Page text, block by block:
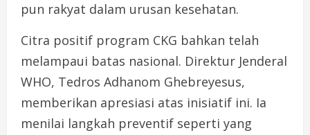
pun rakyat dalam urusan kesehatan.
Citra positif program CKG bahkan telah
melampaui batas nasional. Direktur Jenderal
WHO, Tedros Adhanom Ghebreyesus,
memberikan apresiasi atas inisiatif ini. Ia
menilai langkah preventif seperti yang